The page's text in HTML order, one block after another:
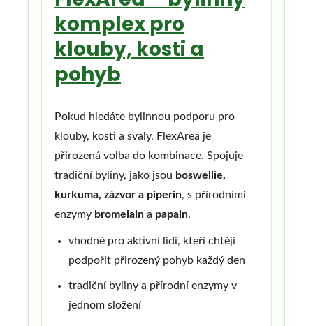
komplex pro
klouby, kosti a
pohyb
Pokud hledáte bylinnou podporu pro
klouby, kosti a svaly, FlexArea je
přirozená volba do kombinace. Spojuje
tradiční byliny, jako jsou boswellie,
kurkuma, zázvor a piperin, s přírodními
enzymy bromelain a papain.
vhodné pro aktivní lidi, kteří chtějí
podpořit přirozený pohyb každý den
tradiční byliny a přírodní enzymy v
jednom složení